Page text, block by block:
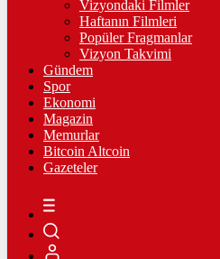
฿%0.2
LİTECOİN
2184.83Ł%0.6
ETHEREUM
91647 Ξ%0.5
RİPPLE
49.93
%1.9
Vizyondaki Filmler
Haftanın Filmleri
Popüler Fragmanlar
Vizyon Takvimi
Gündem
Spor
Ekonomi
Magazin
Memurlar
Bitcoin Altcoin
Gazeteler